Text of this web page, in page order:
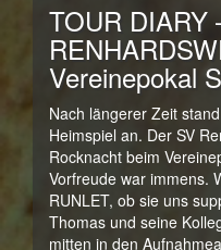
TOUR DIARY
Vereinepokal
Nach längerer Zeit
Heimspiel an. Der SV
Rocknacht beim
Vorfreude war immens.
RUNLET, ob sie uns
Thomas und seine
mitten in den